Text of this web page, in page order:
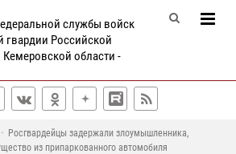
службы войск
гвардии Российской
области -
Росгвардейцы задержали злоумышленника,
из припаркованного автомобиля